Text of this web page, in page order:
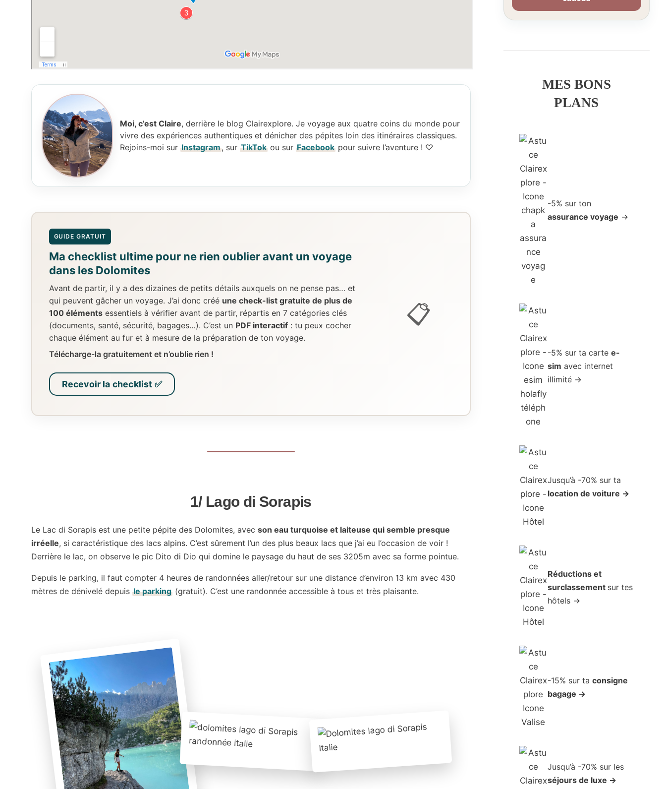
Moi, c’est Claire, derrière le blog Clairexplore. Je voyage aux quatre coins du monde pour
vivre des expériences authentiques et dénicher des pépites loin des itinéraires classiques.
Rejoins-moi sur Instagram, sur TikTok ou sur Facebook pour suivre l’aventure ! ♡
GUIDE GRATUIT
Ma checklist ultime pour ne rien oublier avant un voyage
dans les Dolomites
Avant de partir, il y a des dizaines de petits détails auxquels on ne pense pas… et
qui peuvent gâcher un voyage. J’ai donc créé une check-list gratuite de plus de
100 élémentsessentiels à vérifier avant de partir, répartis en 7 catégories clés
(documents, santé, sécurité, bagages…). C’est un PDF interactif: tu peux cocher
chaque élément au fur et à mesure de la préparation de ton voyage.
Télécharge-la gratuitement et n’oublie rien !
Recevoir la checklist ✅
📋
1/ Lago di Sorapis
Le Lac di Sorapis est une petite pépite des Dolomites, avec son eau turquoise et laiteuse qui semble presque
irréelle, si caractéristique des lacs alpins. C’est sûrement l’un des plus beaux lacs que j’ai eu l’occasion de voir !
Derrière le lac, on observe le pic Dito di Dio qui domine le paysage du haut de ses 3205m avec sa forme pointue.
Depuis le parking, il faut compter 4 heures de randonnées aller/retour sur une distance d’environ 13 km avec 430
mètres de dénivelé depuis le parking (gratuit). C’est une randonnée accessible à tous et très plaisante.
MES BONS
PLANS
-5% sur ton
assurance voyage →
-5% sur ta cartee-
sim avec internet
illimité →
Jusqu’à -70% sur ta
location de voiture →
Réductions et
surclassement sur tes
hôtels →
-15% sur taconsigne
bagage →
Jusqu’à -70% sur les
séjours de luxe →